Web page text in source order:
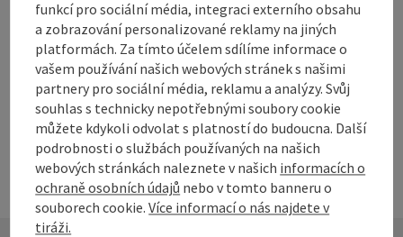
velká hrací plocha, stolní tenis, ohněm, les… ARCHE-HOF s
mnoha zvířaty, holistická jezdecká pedagogika, prohlídka
farmy, NOVINKA: „BERGHOF-LADEN“: prodej bio obilných
produktů (starý špalda) a dalších bio delikates cca 60 postelí,
sprcha/WC, Cena za NF/HP/VP na dotaz!
funkcí pro sociální média, integraci externího obsahu
a zobrazování personalizované reklamy na jiných
platformách. Za tímto účelem sdílíme informace o
vašem používání našich webových stránek s našimi
partnery pro sociální média, reklamu a analýzy. Svůj
souhlas s technicky nepotřebnými soubory cookie
můžete kdykoli odvolat s platností do budoucna. Další
podrobnosti o službách používaných na našich
webových stránkách naleznete v našich informacích o
ochraně osobních údajů nebo v tomto banneru o
souborech cookie.Více informací o nás najdete v
tiráži.